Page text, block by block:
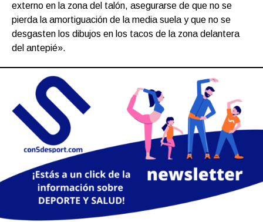
externo en la zona del talón, asegurarse de que no se
pierda la amortiguación de la media suela y que no se
desgasten los dibujos en los tacos de la zona delantera
del antepié».